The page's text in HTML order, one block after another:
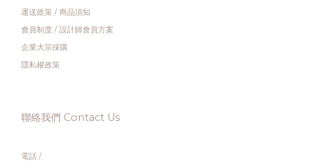
運送政策 / 商品須知
會員制度 / 設計師會員方案
企業大宗採購
隱私權政策
聯絡我們 Contact Us
電話 /